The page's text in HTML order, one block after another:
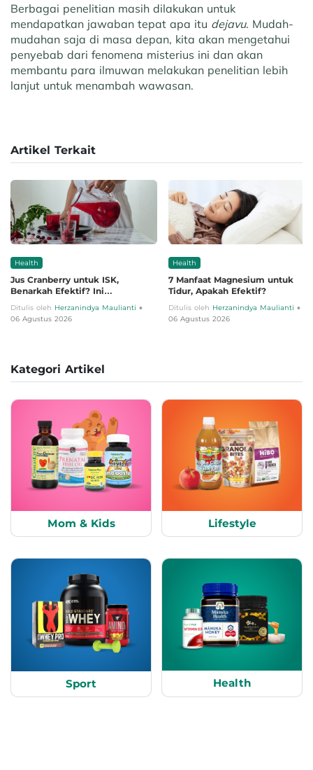
Berbagai penelitian masih dilakukan untuk
mendapatkan jawaban tepat apa itu dejavu. Mudah-
mudahan saja di masa depan, kita akan mengetahui
penyebab dari fenomena misterius ini dan akan
membantu para ilmuwan melakukan penelitian lebih
lanjut untuk menambah wawasan.
Artikel Terkait
Health
Jus Cranberry untuk ISK,
Benarkah Efektif? Ini
Ditulis oleh Herzanindya Maulianti •
06 Agustus 2026
Health
7 Manfaat Magnesium untuk
Tidur, Apakah Efektif?
Ditulis oleh Herzanindya Maulianti •
06 Agustus 2026
Kategori Artikel
Mom & Kids Lifestyle
Sport Health